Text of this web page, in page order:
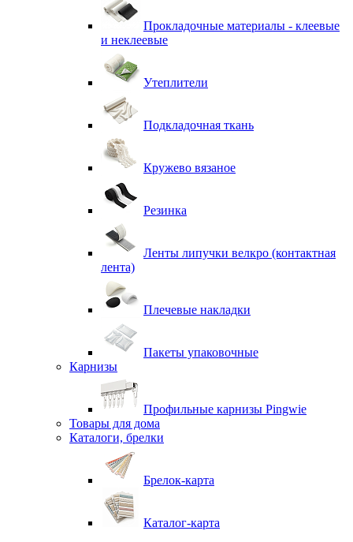
Прокладочные материалы - клеевые
и неклеевые
Утеплители
Подкладочная ткань
Кружево вязаное
Резинка
Ленты липучки велкро (контактная
лента)
Плечевые накладки
Пакеты упаковочные
Карнизы
Профильные карнизы Pingwie
Товары для дома
Каталоги, брелки
Брелок-карта
Каталог-карта